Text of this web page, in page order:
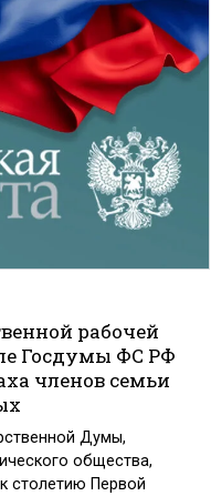
рабочей
Госдумы ФС РФ
членов семьи
Думы,
общества,
столетию Первой